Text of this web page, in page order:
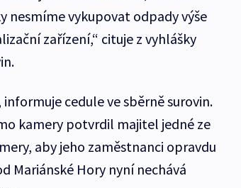
nesmíme vykupovat odpady výše
zařízení,“ cituje z vyhlášky
cedule ve sběrně surovin.
kamery potvrdil majitel jedné ze
aby jeho zaměstnanci opravdu
Mariánské Hory nyní nechává